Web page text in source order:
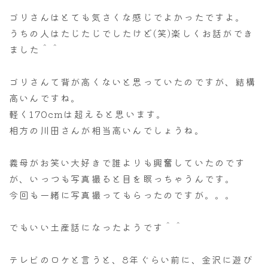
ゴリさんはとても気さくな感じでよかったですよ。
うちの人はたじたじでしたけど(笑)楽しくお話ができ
ました＾＾
ゴリさんて背が高くないと思っていたのですが、結構
高いんですね。
軽く170cmは超えると思います。
相方の川田さんが相当高いんでしょうね。
義母がお笑い大好きで誰よりも興奮していたのです
が、いっつも写真撮ると目を瞑っちゃうんです。
今回も一緒に写真撮ってもらったのですが。。。
でもいい土産話になったようです＾＾
テレビのロケと言うと、8年ぐらい前に、金沢に遊び